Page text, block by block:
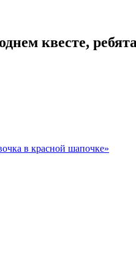
квесте,
в красной шапочке»